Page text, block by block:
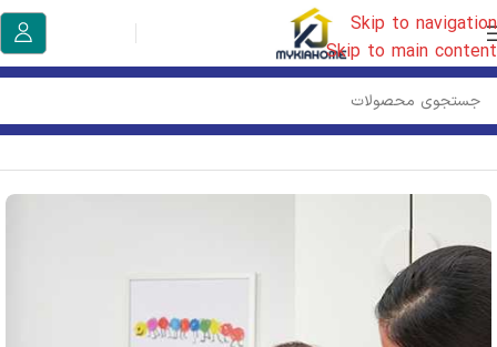
Skip to navigation
Skip to main content
خانه/کودک و نوزاد ایکیا/کودک ایکیا/وسایل بازی کودک